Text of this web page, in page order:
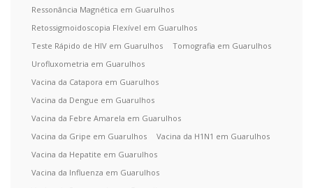
Ressonância Magnética em Guarulhos
Retossigmoidoscopia Flexível em Guarulhos
Teste Rápido de HIV em Guarulhos
Tomografia em Guarulhos
Urofluxometria em Guarulhos
Vacina da Catapora em Guarulhos
Vacina da Dengue em Guarulhos
Vacina da Febre Amarela em Guarulhos
Vacina da Gripe em Guarulhos
Vacina da H1N1 em Guarulhos
Vacina da Hepatite em Guarulhos
Vacina da Influenza em Guarulhos